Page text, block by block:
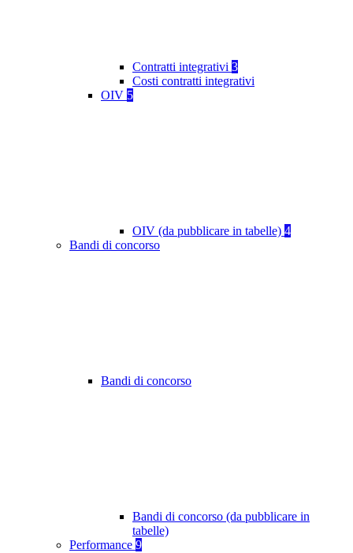
Contratti integrativi 3
Costi contratti integrativi
OIV 5
OIV (da pubblicare in tabelle) 4
Bandi di concorso
Bandi di concorso
Bandi di concorso (da pubblicare in
tabelle)
Performance 9